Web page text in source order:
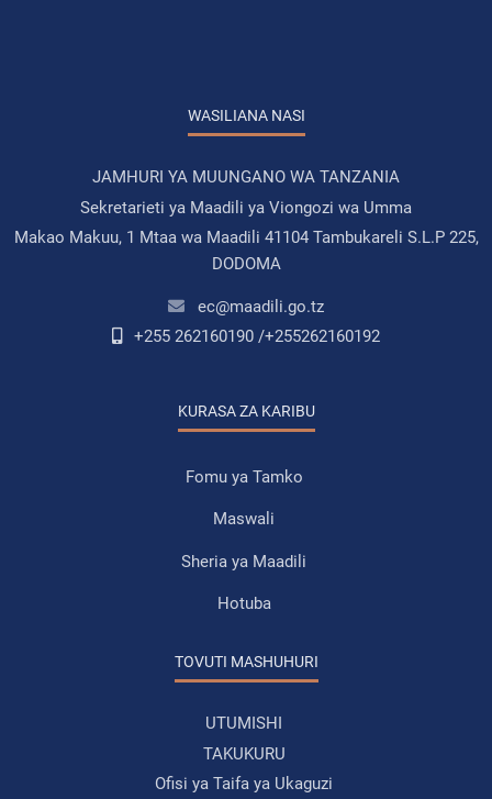
WASILIANA NASI
JAMHURI YA MUUNGANO WA TANZANIA
Sekretarieti ya Maadili ya Viongozi wa Umma
Makao Makuu, 1 Mtaa wa Maadili 41104 Tambukareli S.L.P 225,
DODOMA
ec@maadili.go.tz
+255 262160190 /+255262160192
KURASA ZA KARIBU
Fomu ya Tamko
Maswali
Sheria ya Maadili
Hotuba
TOVUTI MASHUHURI
UTUMISHI
TAKUKURU
Ofisi ya Taifa ya Ukaguzi